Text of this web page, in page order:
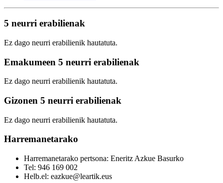
5 neurri erabilienak
Ez dago neurri erabilienik hautatuta.
Emakumeen 5 neurri erabilienak
Ez dago neurri erabilienik hautatuta.
Gizonen 5 neurri erabilienak
Ez dago neurri erabilienik hautatuta.
Harremanetarako
Harremanetarako pertsona: Eneritz Azkue Basurko
Tel: 946 169 002
Helb.el: eazkue@leartik.eus